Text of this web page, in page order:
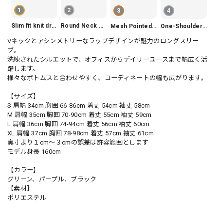
1
Slim fit knit dress(3color) V1330
2
Round Neck Tiered Sleeveless Dress V2290
3
Mesh Pointed Toe Pumps V165
4
One-Shoulder Slim-Fit Flattering Mermaid Skirt Dress V2295
Vネックとアシンメトリーなラップデザインが魅力のロングスリー
ブ。
洗練されたシルエットで、オフィスからデイリーユースまで幅広く活
躍します。
様々なボトムスと合わせやすく、コーディネートの幅も広がります。
【サイズ】
S 肩幅 34cm 胸囲 66-86cm 着丈 54cm 袖丈 58cm
M 肩幅 35cm 胸囲 70-90cm 着丈 55cm 袖丈 59cm
L 肩幅 36cm 胸囲 74-94cm 着丈 56cm 袖丈 60cm
XL 肩幅 37cm 胸囲 78-98cm 着丈 57cm 袖丈 61cm
実寸より１cm〜３cmの誤差は許容範囲とします
モデル身長 160cm
【カラー】
グリーン、パープル、ブラック
【素材】
ポリエステル